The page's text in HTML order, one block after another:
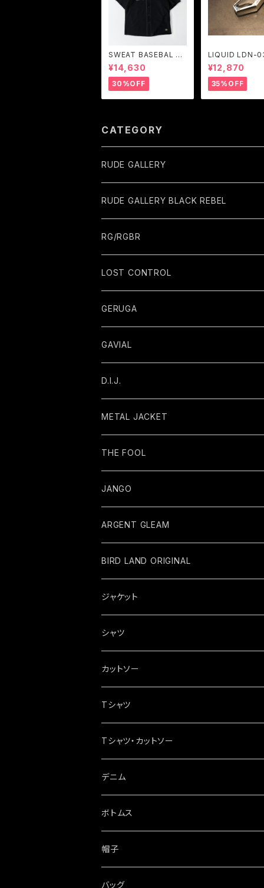
SWEAT BASEBAL S
HIRTS (BLACK) / GA
VIAL
¥14,630
30%OFF
LIQUID LDN-
RGENT GLEAM
¥12,870
35%OFF
CATEGORY
RUDE GALLERY
RUDE GALLERY BLACK REBEL
RG/RGBR
LOST CONTROL
GERUGA
GAVIAL
D.I.J.
METAL JACKET
THE FOOL
JANGO
ARGENT GLEAM
BIRD LAND ORIGINAL
ジャケット
シャツ
カットソー
Tシャツ
Tシャツ・カットソー
デニム
ボトムス
帽子
バッグ